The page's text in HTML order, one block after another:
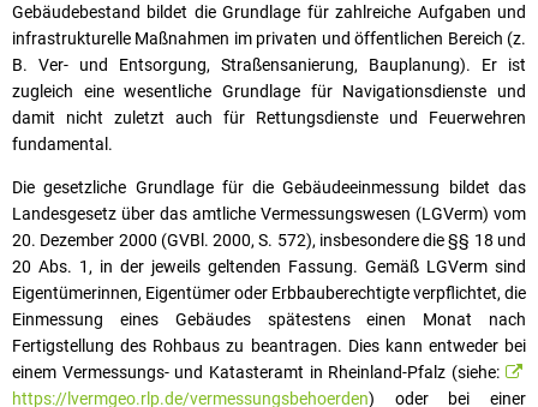
Gebäudebestand bildet die Grundlage für zahlreiche Aufgaben und
infrastrukturelle Maßnahmen im privaten und öffentlichen Bereich (z.
B. Ver- und Entsorgung, Straßensanierung, Bauplanung). Er ist
zugleich eine wesentliche Grundlage für Navigationsdienste und
damit nicht zuletzt auch für Rettungsdienste und Feuerwehren
fundamental.
Die gesetzliche Grundlage für die Gebäudeeinmessung bildet das
Landesgesetz über das amtliche Vermessungswesen (LGVerm) vom
20. Dezember 2000 (GVBl. 2000, S. 572), insbesondere die §§ 18 und
20 Abs. 1, in der jeweils geltenden Fassung. Gemäß LGVerm sind
Eigentümerinnen, Eigentümer oder Erbbauberechtigte verpflichtet, die
Einmessung eines Gebäudes spätestens einen Monat nach
Fertigstellung des Rohbaus zu beantragen. Dies kann entweder bei
einem Vermessungs- und Katasteramt in Rheinland-Pfalz (siehe:
https://lvermgeo.rlp.de/vermessungsbehoerden) oder bei einer